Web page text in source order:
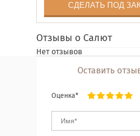
СДЕЛАТЬ ПОД
Отзывы о Салют
Нет отзывов
Оставить
Оценка*